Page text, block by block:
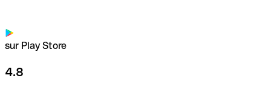
sur Play Store
4.8